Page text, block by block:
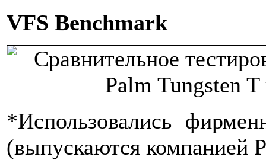
VFS Benchmark
*Использовались
(выпускаются компанией